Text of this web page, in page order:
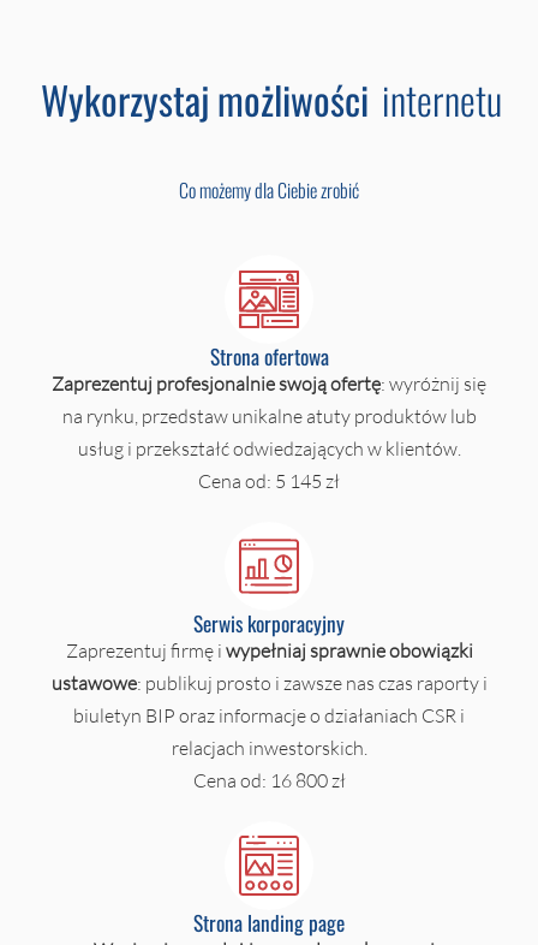
Wykorzystaj możliwości internetu
Co możemy dla Ciebie zrobić
Strona ofertowa
Zaprezentuj profesjonalnie swoją ofertę: wyróżnij się
na rynku, przedstaw unikalne atuty produktów lub
usług i przekształć odwiedzających w klientów.
Cena od: 5 145 zł
Serwis korporacyjny
Zaprezentuj firmę i wypełniaj sprawnie obowiązki
ustawowe: publikuj prosto i zawsze nas czas raporty i
biuletyn BIP oraz informacje o działaniach CSR i
relacjach inwestorskich.
Cena od: 16 800 zł
Strona landing page